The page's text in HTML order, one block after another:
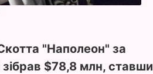
"Наполеон" за
$78,8 млн, ставши